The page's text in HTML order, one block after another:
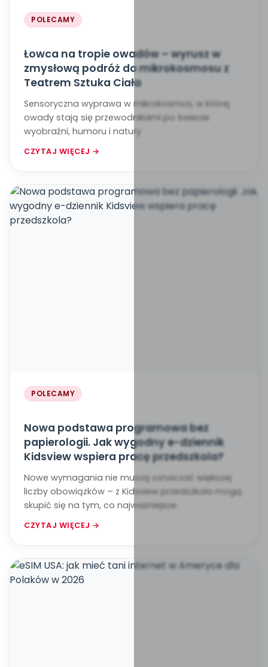
POLECAMY
Łowca na tropie owadów – wyrusz w
zmysłową podróż do mikrokosmosu z
Teatrem Sztuka Ciała
Sensoryczna wyprawa w mikrokosmos, w której
owady stają się przewodnikami po świecie
wyobraźni, humoru i natury
CZYTAJ WIĘCEJ →
POLECAMY
Nowa podstawa programowa bez
papierologii. Jak wygodny e-dziennik
Kidsview wspiera pracę przedszkola?
Nowe wymagania nie muszą oznaczać większej
liczby obowiązków – z Kidsview przedszkola mogą
skupić się na tym, co najważniejsze.
CZYTAJ WIĘCEJ →